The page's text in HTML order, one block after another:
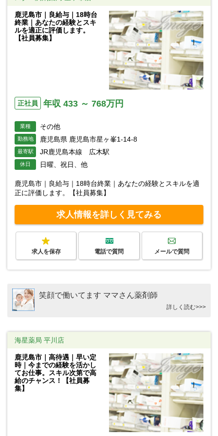
鹿児島市｜良給与｜18時台
終業｜あなたの経験とスキ
ルを適正に評価します。
【社員募集】
正社員 年収 433 ～ 768万円
業種 その他
勤務地 鹿児島県 鹿児島市星ヶ峯1-14-8
最寄駅 JR鹿児島本線 広木駅
休日 日曜、祝日、他
鹿児島市｜良給与｜18時台終業｜あなたの経験とスキルを適
正に評価します。【社員募集】
求人情報を詳しく見てみる
求人を保存 電話で質問 メールで質問
笑顔で働いてます ママさん薬剤師
詳しく読む>>>
海星薬局 平川店
鹿児島市｜高待遇｜早い定
時｜今までの経験を活かし
てお仕事。スキル次第で高
給のチャンス！【社員募
集】